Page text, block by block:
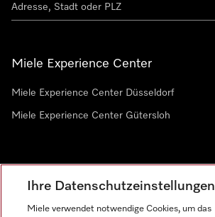
Miele Experience Center
Miele Experience Center Düsseldorf
Miele Experience Center Gütersloh
Ihre Datenschutzeinstellungen
Miele verwendet notwendige Cookies, um das